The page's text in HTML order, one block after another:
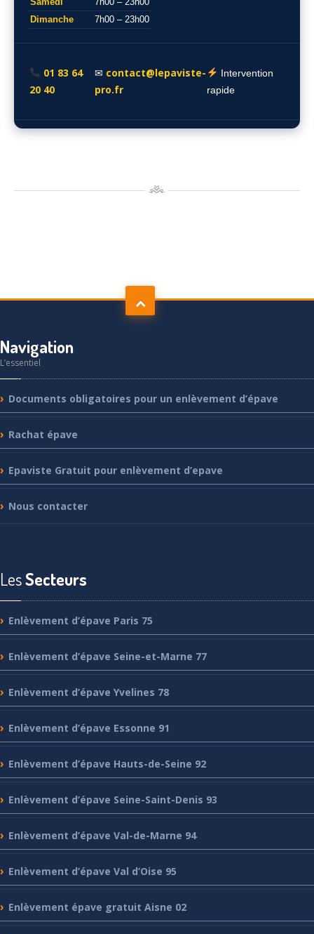
Dimanche
7h00 – 23h00
01 83 64
20 40
✉ contact@lepaviste-
pro.fr
Intervention
rapide
Navigation
L’essentiel
Documents obligatoires pour un enlèvement d’épave
Rachat épave
Epaviste Gratuit pour enlèvement d’epave
Nous contacter
LesSecteurs
Enlèvement d’épave Paris 75
Enlèvement d’épave Seine-et-Marne 77
Enlèvement d’épave Yvelines 78
Enlèvement d’épave Essonne 91
Enlèvement d’épave Hauts-de-Seine 92
Enlèvement d’épave Seine-Saint-Denis 93
Enlèvement d’épave Val-de-Marne 94
Enlèvement d’épave Val d’Oise 95
Enlèvement épave gratuit Aisne 02